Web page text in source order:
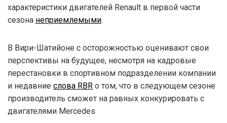
характеристики двигателей Renault в первой части
сезона неприемлемыми.
В Вири-Шатийоне с осторожностью оценивают свои
перспективы на будущее, несмотря на кадровые
перестановки в спортивном подразделении компании
и недавние слова RBR о том, что в следующем сезоне
производитель сможет на равных конкурировать с
двигателями Mercedes